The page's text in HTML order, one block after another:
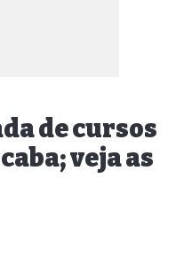
de cursos
veja as